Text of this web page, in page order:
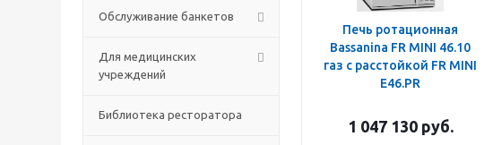
Обслуживание банкетов
Для медицинских
учреждений
Библиотека ресторатора
Печь ротационная
Bassanina FR MINI 46.10
газ с расстойкой FR MINI
E46.PR
1 047 130руб.